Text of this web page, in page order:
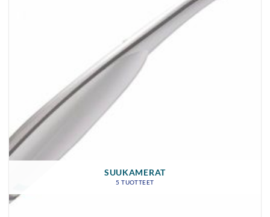
SUUKAMERAT
5 TUOTTEET